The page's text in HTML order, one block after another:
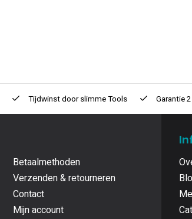
Tijdwinst doorslimme Tools Garantie
Betaalmethoden
Verzenden & retourneren
Contact
Mijn account